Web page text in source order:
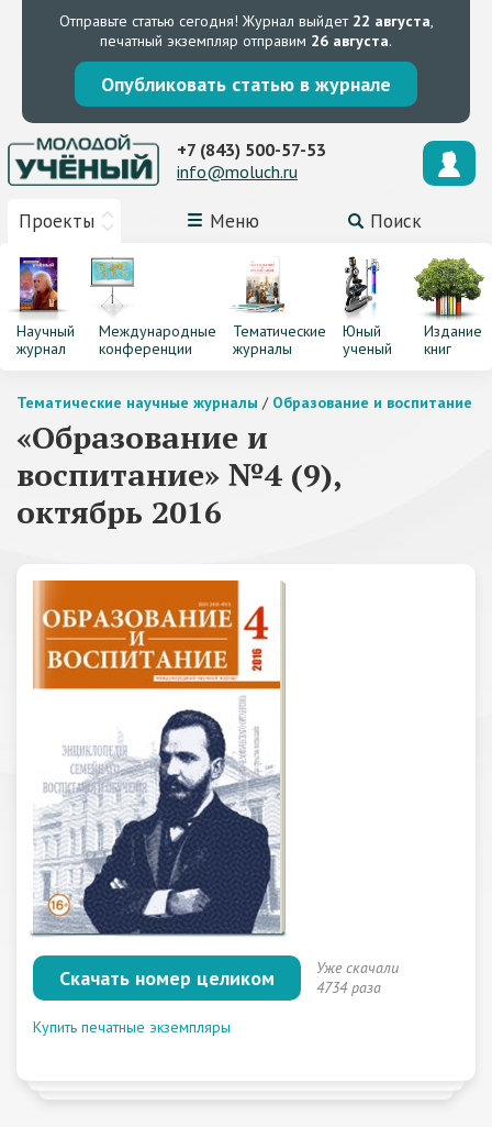
Отправьте статью сегодня! Журнал выйдет 22 августа,
печатный экземпляр отправим 26 августа.
Опубликовать статью в журнале
Проекты Меню Поиск
+7 (843) 500-57-53
info@moluch.ru
Научный
журнал
Международные
конференции
Тематические
журналы
Юный
ученый
Издание
книг
Тематические научные журналы / Образование и воспитание
«Образование и
воспитание» №4 (9),
октябрь 2016
Скачать номер целиком
Уже скачали
4734 раза
Купить печатные экземпляры